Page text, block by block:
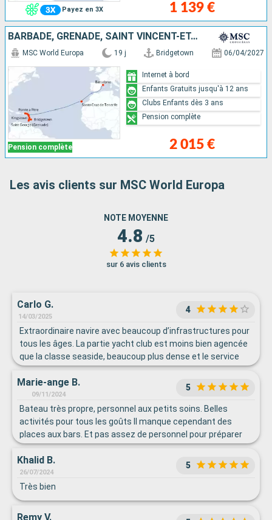
Payez en 3X 1 139 €
BARBADE, GRENADE, SAINT VINCENT-ET-LES-GRENADINES, MARTINIQUE, GUADELOUPE, SAINT-MARTIN, TORTOLA, ANTIGUA-ET-BARBUDA, TENERIFE, ESPAGNE
Pension complète
MSC World Europa 19 j Bridgetown 06/04/2027
2 015 €
Internet à bord
Enfants Gratuits jusqu'à 12 ans
Clubs Enfants dès 3 ans
Pension complète
Les avis clients sur MSC World Europa
NOTE MOYENNE
4.8 /5
sur 6 avis clients
Carlo G.
14/03/2025
4
Extraordinaire navire avec beaucoup d’infrastructures pour
tous les âges. La partie yacht club est moins bien agencée
que la classe seaside, beaucoup plus dense et le service
s’en ressent. Tout de même une expérience fantastique
Marie-ange B.
09/11/2024
5
Bateau très propre, personnel aux petits soins. Belles
activités pour tous les goûts Il manque cependant des
places aux bars. Et pas assez de personnel pour préparer
les boissons. Difficile de trouver 1 place et 1 serveur en fin
d'après-midi. Le barman est souvent seul et ne sait pas
servir tout le monde. Alors qu'il y a des bars à thèmes qui
sont vides
Khalid B.
26/07/2024
5
Très bien
Remy V.